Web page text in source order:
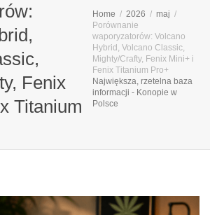
Fenix
Titanium
Home 2026
maj
Porównanie
waporyzatorów: Volcano
Hybrid, Volcano Classic,
Mighty/Crafty, Fenix Mini+ i
Fenix Titanium Pro+
Największa, rzetelna baza
informacji - Konopie w
Polsce